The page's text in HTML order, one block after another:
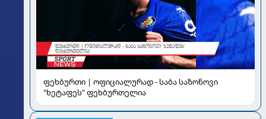
ფეხბურთი | ოფიციალურად - საბა საზონოვი
"ხეტაფეს" ფეხბურთელია